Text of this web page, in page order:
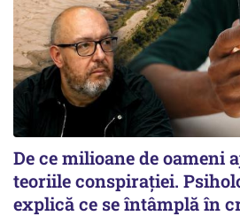
De ce milioane de oameni
teoriile conspirației.
explică ce se întâmplă în